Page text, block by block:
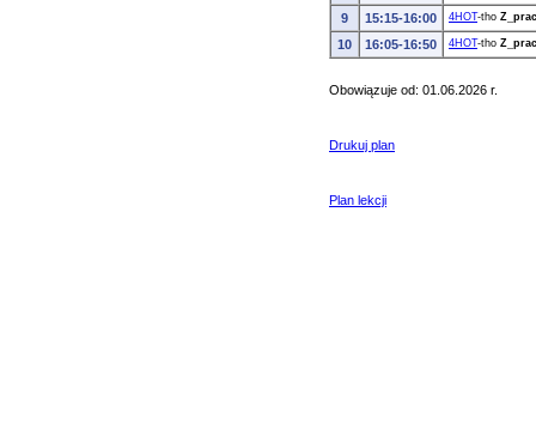
9 15:15-16:00 4HOT-tho
10 16:05-16:50 4HOT-tho
Obowiązuje od: 01.06.2026 r.
Drukuj plan
Plan lekcji